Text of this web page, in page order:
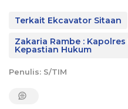
Terkait Ekcavator Sitaan
Zakaria Rambe :
Kepastian Hukum
Penulis: S/TIM